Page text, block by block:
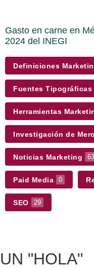
Gasto en carne en
2024 del INEGI
Definiciones
Fuentes Tipográficas
Herramientas
Investigación de
Noticias Marketing 63
Paid Media 0
SEO 29
UN "HOLA"